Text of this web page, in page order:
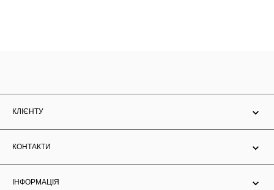
КЛІЄНТУ
КОНТАКТИ
ІНФОРМАЦІЯ